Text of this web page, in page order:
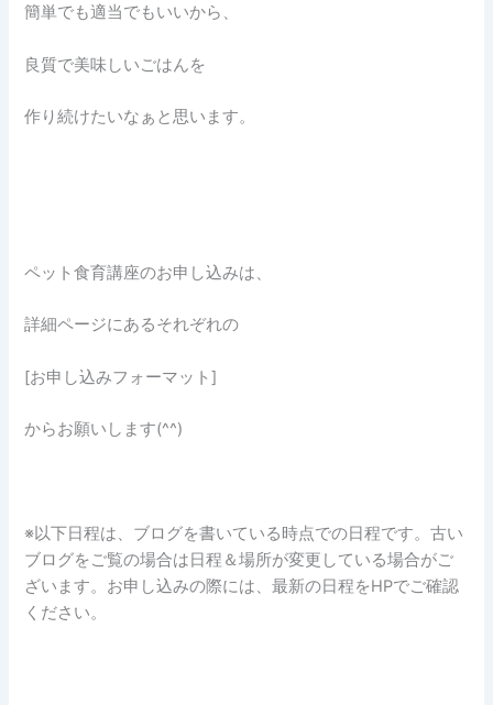
簡単でも適当でもいいから、
良質で美味しいごはんを
作り続けたいなぁと思います。
ペット食育講座のお申し込みは、
詳細ページにあるそれぞれの
[お申し込みフォーマット]
からお願いします(^^)
※以下日程は、ブログを書いている時点での日程です。古い
ブログをご覧の場合は日程＆場所が変更している場合がご
ざいます。お申し込みの際には、最新の日程をHPでご確認
ください。